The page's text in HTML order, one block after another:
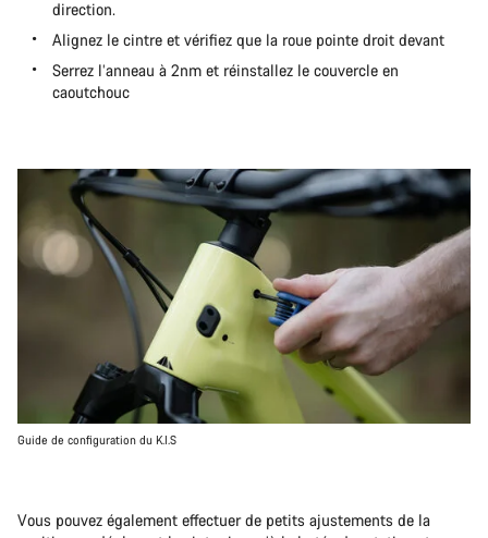
direction.
Alignez le cintre et vérifiez que la roue pointe droit devant
Serrez l’anneau à 2nm et réinstallez le couvercle en
caoutchouc
Guide de configuration du K.I.S
Vous pouvez également effectuer de petits ajustements de la